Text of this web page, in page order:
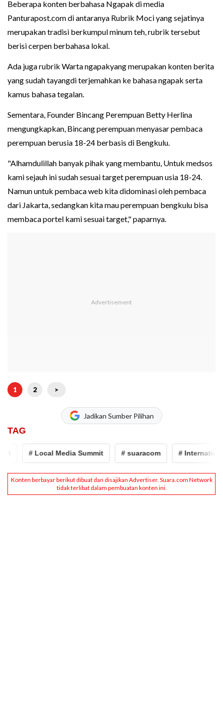
Beberapa konten berbahasa Ngapak di media
Panturapost.com di antaranya Rubrik Moci yang sejatinya
merupakan tradisi berkumpul minum teh, rubrik tersebut
berisi cerpen berbahasa lokal.
Ada juga rubrik Warta ngapakyang merupakan konten berita
yang sudah tayangdi terjemahkan ke bahasa ngapak serta
kamus bahasa tegalan.
Sementara, Founder Bincang Perempuan Betty Herlina
mengungkapkan, Bincang perempuan menyasar pembaca
perempuan berusia 18-24 berbasis di Bengkulu.
"Alhamdulillah banyak pihak yang membantu, Untuk medsos
kami sejauh ini sudah sesuai target perempuan usia 18-24.
Namun untuk pembaca web kita didominasi oleh pembaca
dari Jakarta, sedangkan kita mau perempuan bengkulu bisa
membaca portel kami sesuai target," paparnya.
1 2 >
Jadikan Sumber Pilihan
TAG
# Local Media Summit # suaracom # International